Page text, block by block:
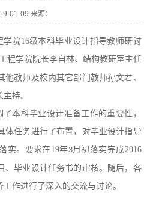
01-09 来源：
学院16级本科毕业设计指导教师研讨
程学院院长李自林、结构教研室主任
教师及校内其它部门教师孙文君、
持。
本科毕业设计准备工作的重要性，
体任务进行了布置，对毕业设计指导
实。要求在 19年3月初落实完成2016
、毕业设计任务书的审核。随后，各
作进行了深入的交流与讨论。